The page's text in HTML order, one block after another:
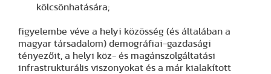
kölcsönhatására;
figyelembe véve a helyi közösség (és általában a
magyar társadalom) demográfiai-gazdasági
tényezőit, a helyi köz- és magánszolgáltatási
infrastrukturális viszonyokat és a már kialakított